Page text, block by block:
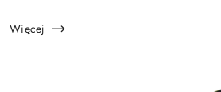
nastolatk&o...
Więcej